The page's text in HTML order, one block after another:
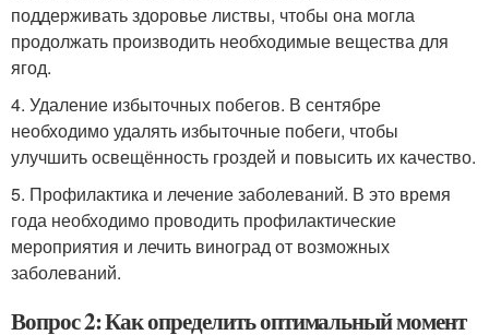
поддерживать здоровье листвы, чтобы она могла
продолжать производить необходимые вещества для
ягод.
4. Удаление избыточных побегов. В сентябре
необходимо удалять избыточные побеги, чтобы
улучшить освещённость гроздей и повысить их качество.
5. Профилактика и лечение заболеваний. В это время
года необходимо проводить профилактические
мероприятия и лечить виноград от возможных
заболеваний.
Вопрос 2: Как определить оптимальный момент